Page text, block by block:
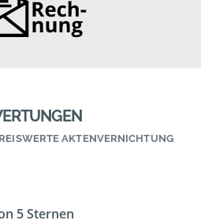
AKTENVERNICHTUNG
5 Sternen